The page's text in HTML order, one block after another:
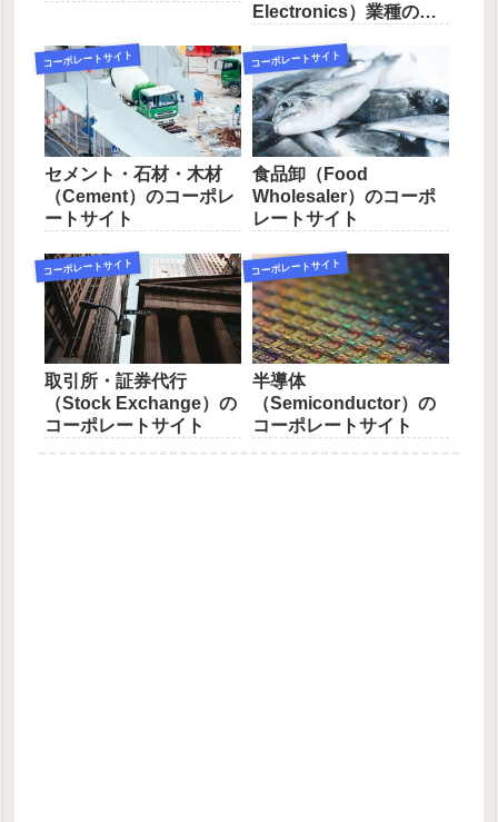
Electronics）業種のコ
コーポレートサイト
セメント・石材・木材
（Cement）のコーポレ
ートサイト
コーポレートサイト
食品卸（Food
Wholesaler）のコーポ
レートサイト
コーポレートサイト
取引所・証券代行
（Stock Exchange）の
コーポレートサイト
コーポレートサイト
半導体
（Semiconductor）の
コーポレートサイト